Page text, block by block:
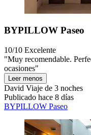
BYPILLOW Paseo
10/10 Excelente
"Muy recomendable.
ocasiones"
Leer menos
David Viaje de 3 noches
Publicado hace 8 días
BYPILLOW Paseo